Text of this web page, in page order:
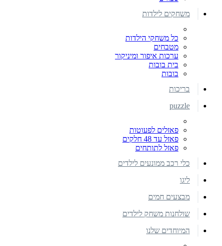
משחקים לילדות
כל משחקי הילדות
מטבחים
ערכות איפור ומיניקור
בית בובות
בובות
בריכות
puzzle
פאזלים לפעוטות
פאזל עד 48 חלקים
פאזל לתותחים
כלי רכב ממונעים לילדים
ליגו
מבצעים חמים
שולחנות משחק לילדים
המיוחדים שלנו